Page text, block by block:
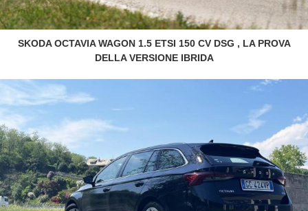
SKODA OCTAVIA WAGON 1.5 ETSI 150 CV DSG , LA PROVA
DELLA VERSIONE IBRIDA